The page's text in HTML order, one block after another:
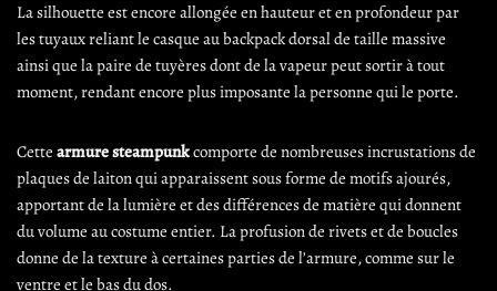
La silhouette est encore allongée en hauteur et en profondeur par
les tuyaux reliant le casque au backpack dorsal de taille massive
ainsi que la paire de tuyères dont de la vapeur peut sortir à tout
moment, rendant encore plus imposante la personne qui le porte.
Cette armure steampunkcomporte de nombreuses incrustations de
plaques de laiton qui apparaissent sous forme de motifs ajourés,
apportant de la lumière et des différences de matière qui donnent
du volume au costume entier. La profusion de rivets et de boucles
donne de la texture à certaines parties de l’armure, comme sur le
ventre et le bas du dos.